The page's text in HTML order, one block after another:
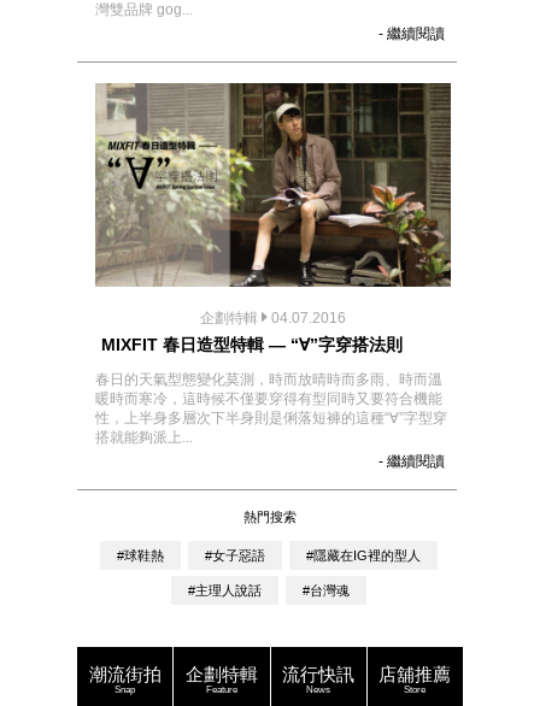
灣雙品牌 gog...
- 繼續閱讀
企劃特輯 04.07.2016
MIXFIT 春日造型特輯 — “∀”字穿搭法則
春日的天氣型態變化莫測，時而放晴時而多雨、時而溫
暖時而寒冷，這時候不僅要穿得有型同時又要符合機能
性，上半身多層次下半身則是俐落短褲的這種“∀”字型穿
搭就能夠派上...
- 繼續閱讀
熱門搜索
#球鞋熱 #女子惡語 #隱藏在IG裡的型人
#主理人說話 #台灣魂
潮流街拍
Snap
企劃特輯
Feature
流行快訊
News
店舖推薦
Store